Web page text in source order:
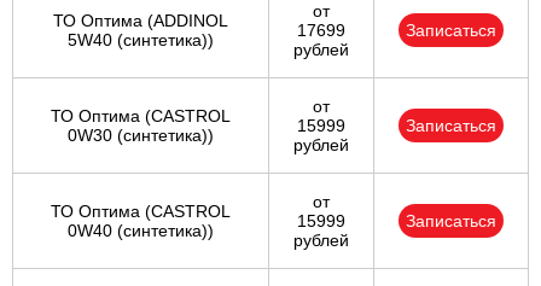
ТО Оптима (ADDINOL
5W40 (синтетика))
от
17699
рублей
Записаться
ТО Оптима (CASTROL
0W30 (синтетика))
от
15999
рублей
Записаться
ТО Оптима (CASTROL
0W40 (синтетика))
от
15999
рублей
Записаться